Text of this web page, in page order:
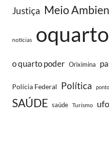
Justiça Meio
notícias
o quarto poder Oriximina
Polícia Federal Política
SAÚDE saúde Turismo